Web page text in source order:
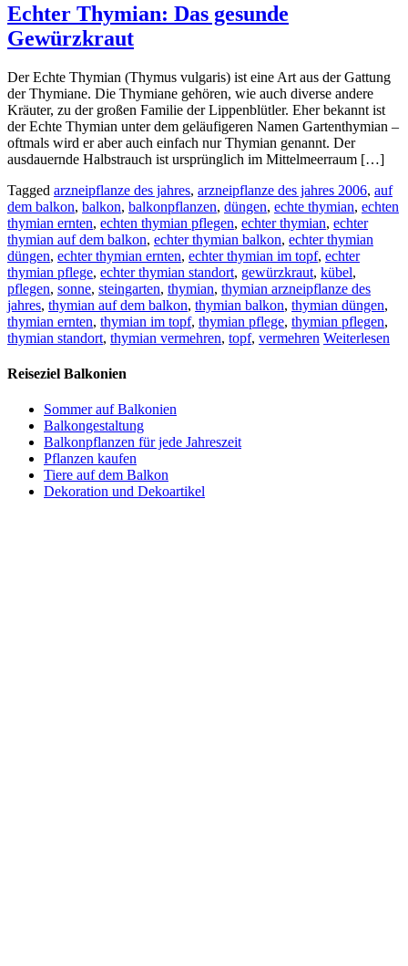
Echter Thymian: Das gesunde
Gewürzkraut
Der Echte Thymian (Thymus vulgaris) ist eine Art aus der Gattung
der Thymiane. Die Thymiane gehören, wie auch diverse andere
Kräuter, zu der großen Familie der Lippenblütler. Eher bekannt ist
der Echte Thymian unter dem geläufigeren Namen Gartenthymian –
oftmals wird er aber auch einfach nur Thymian genannt. Der
ausdauernde Halbstrauch ist ursprünglich im Mittelmeerraum […]
Tagged arzneipflanze des jahres, arzneipflanze des jahres 2006, auf
dem balkon, balkon, balkonpflanzen, düngen, echte thymian, echten
thymian ernten, echten thymian pflegen, echter thymian, echter
thymian auf dem balkon, echter thymian balkon, echter thymian
düngen, echter thymian ernten, echter thymian im topf, echter
thymian pflege, echter thymian standort, gewürzkraut, kübel,
pflegen, sonne, steingarten, thymian, thymian arzneipflanze des
jahres, thymian auf dem balkon, thymian balkon, thymian düngen,
thymian ernten, thymian im topf, thymian pflege, thymian pflegen,
thymian standort, thymian vermehren, topf, vermehren Weiterlesen
Reiseziel Balkonien
Sommer auf Balkonien
Balkongestaltung
Balkonpflanzen für jede Jahreszeit
Pflanzen kaufen
Tiere auf dem Balkon
Dekoration und Dekoartikel